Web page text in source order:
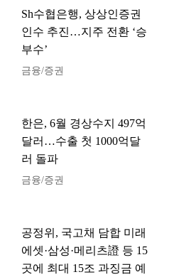
Sh수협은행, 상상인증권
인수 추진…지주 전환 ‘승
부수’
금융/증권
한은, 6월 경상수지 497억
달러…수출 첫 1000억달
러 돌파
금융/증권
공정위, 국고채 담합 미래
에셋·삼성·메리츠證 등 15
곳에 최대 15조 과징금 예